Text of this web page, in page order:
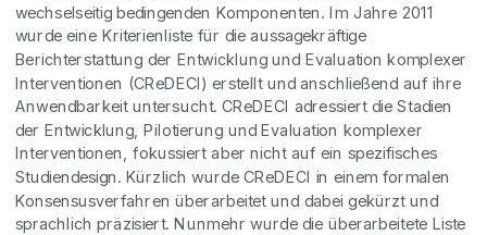
wechselseitig bedingenden Komponenten. Im Jahre 2011
wurde eine Kriterienliste für die aussagekräftige
Berichterstattung der Entwicklung und Evaluation komplexer
Interventionen (CReDECI) erstellt und anschließend auf ihre
Anwendbarkeit untersucht. CReDECI adressiert die Stadien
der Entwicklung, Pilotierung und Evaluation komplexer
Interventionen, fokussiert aber nicht auf ein spezifisches
Studiendesign. Kürzlich wurde CReDECI in einem formalen
Konsensusverfahren überarbeitet und dabei gekürzt und
sprachlich präzisiert. Nunmehr wurde die überarbeitete Liste